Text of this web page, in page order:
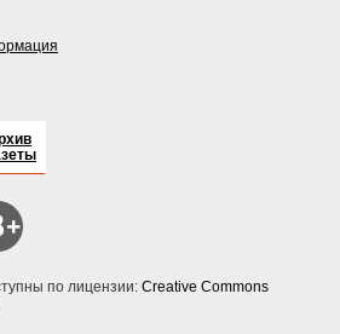
по лицензии: Creative Commons